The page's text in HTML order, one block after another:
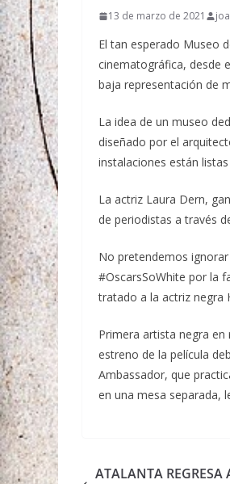
13 de marzo de 2021
El tan esperado Museo
cinematográfica, desde
baja representación de
La idea de un museo
diseñado por el
instalaciones están
La actriz Laura Dern,
de periodistas a través
No pretendemos
#OscarsSoWhite por la
tratado a la actriz negra
Primera artista negra
estreno de la película
Ambassador, que
en una mesa separada,
ATALANTA REGRESA